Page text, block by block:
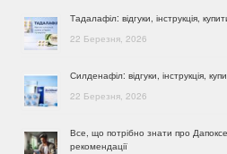
Тадалафіл: відгуки, інструкція,
22 Березня, 2026
Силденафіл: відгуки, інструкція,
22 Березня, 2026
Все, що потрібно знати про
рекомендації